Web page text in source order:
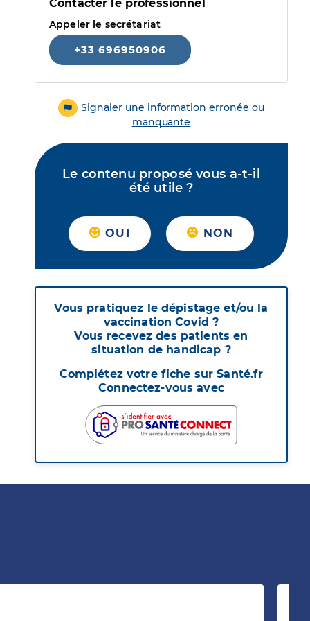
Contacter le professionnel
Appeler le secrétariat
+33 696950906
Signaler une information erronée ou
manquante
Le contenu proposé vous a-t-il
été utile ?
OUI NON
Vous pratiquez le dépistage et/ou la
vaccination Covid ?
Vous recevez des patients en
situation de handicap ?
Complétez votre fiche sur Santé.fr
Connectez-vous avec